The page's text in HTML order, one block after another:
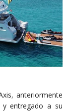
anteriormente
y entregado a su